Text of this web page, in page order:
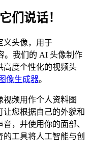
们说话！
义头像，用于
。我们的 AI 头像制作
高度个性化的视频头
像生成器。
频用作个人资料图
让您根据自己的外貌和
，并使用你的面部、
的工具将人工智能与创